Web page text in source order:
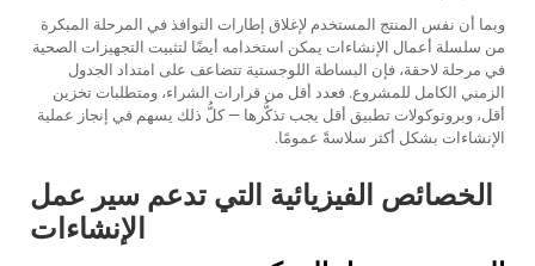
وبما أن نفس المنتج المستخدم لإغلاق إطارات النوافذ في المرحلة المبكرة
من سلسلة أعمال الإنشاءات يمكن استخدامه أيضًا لتثبيت التجهيزات الصحية
في مرحلة لاحقة، فإن البساطة اللوجستية تتضاعف على امتداد الجدول
الزمني الكامل للمشروع. فعدد أقل من قرارات الشراء، ومتطلبات تخزين
أقل، وبروتوكولات تطبيق أقل يجب تذكُّرها — كلُّ ذلك يسهم في إنجاز عملية
الإنشاءات بشكل أكثر سلاسةً عمومًا.
الخصائص الفيزيائية التي تدعم سير عمل
الإنشاءات